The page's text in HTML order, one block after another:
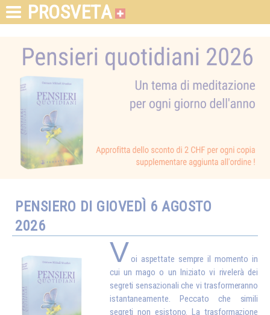
PROSVETA
PENSIERO DI GIOVEDÌ 6 AGOSTO
2026
Voi aspettate sempre il momento in
cui un mago o un Iniziato vi rivelerà dei
segreti sensazionali che vi trasformeranno
istantaneamente. Peccato che simili
segreti non esistono. La trasformazione